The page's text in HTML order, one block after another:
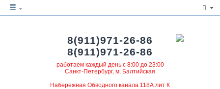
8(911)971-26-86
8(911)971-26-86
работаем каждый день с 8:00 до 23:00
Санкт-Петербург, м. Балтийская
Набережная Обводного канала 118А лит К